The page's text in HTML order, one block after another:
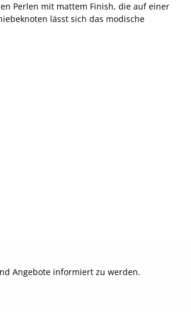
Perlen mit mattem Finish, die auf einer
lässt sich das modische
Angebote informiert zu werden.